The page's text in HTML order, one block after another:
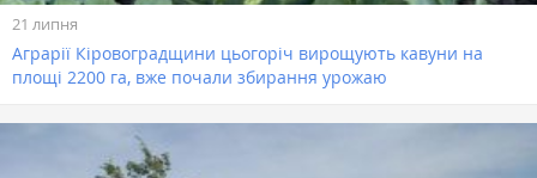
21 липня
Аграрії Кіровоградщини цьогоріч вирощують кавуни на
площі 2200 га, вже почали збирання урожаю